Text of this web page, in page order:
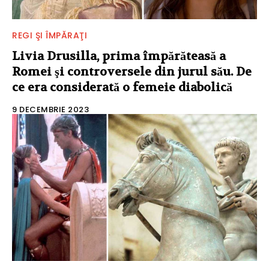
REGI ŞI ÎMPĂRAŢI
Livia Drusilla, prima împărăteasă a
Romei şi controversele din jurul său. De
ce era considerată o femeie diabolică
9 DECEMBRIE 2023